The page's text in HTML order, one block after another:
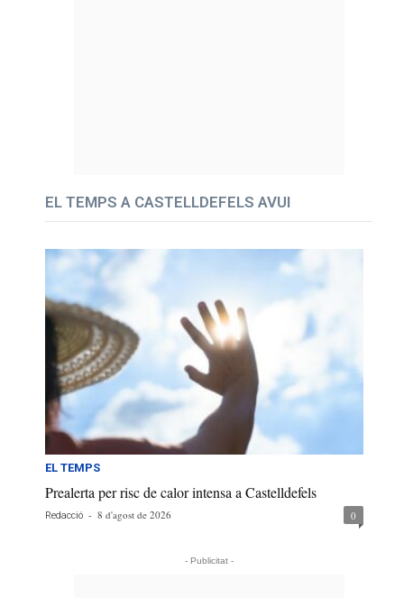
EL TEMPS A CASTELLDEFELS AVUI
EL TEMPS
Prealerta per risc de calor intensa a Castelldefels
Redacció - 8 d'agost de 2026 0
- Publicitat -